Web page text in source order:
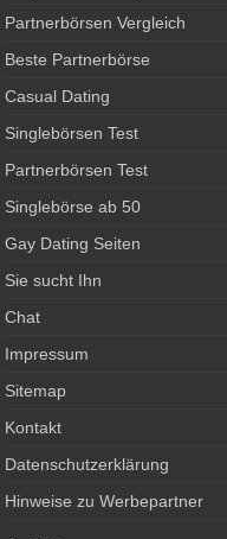
Partnerbörsen Vergleich
Beste Partnerbörse
Casual Dating
Singlebörsen Test
Partnerbörsen Test
Singlebörse ab 50
Gay Dating Seiten
Sie sucht Ihn
Chat
Impressum
Sitemap
Kontakt
Datenschutzerklärung
Hinweise zu Werbepartner